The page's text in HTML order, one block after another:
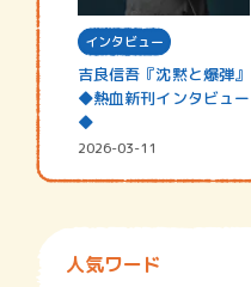
インタビュー
吉良信吾『沈黙と爆弾』
◆熱血新刊インタビュー
◆
2026-03-11
人気ワード